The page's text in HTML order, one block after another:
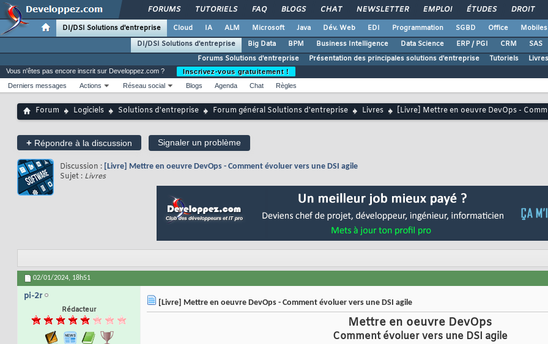
FORUMS TUTORIELS FAQ BLOGS CHAT NEWSLETTER EMPLOI ÉTUDES DROIT
DI/DSI Solutions d'entreprise Cloud IA ALM Microsoft Java Dév. Web EDI Programmation SGBD Office
Mobiles
DI/DSI Solutions d'entreprise
Big Data BPM Business Intelligence Data Science ERP / PGI CRM
SAS
Forums Solutions d'entreprise
Présentation des principales solutions d'entreprise Tutoriels Livres
Vous n'êtes pas encore inscrit sur Developpez.com ?
Inscrivez-vous gratuitement !
Derniers messages
Actions Réseau social Blogs Agenda Chat Règles
Forum Logiciels Solutions d'entreprise Forum général Solutions d'entreprise Livres [Livre] Mettre en oeuvre DevOps -
+ Répondre à la discussion Signaler un problème
Discussion : [Livre] Mettre en oeuvre DevOps - Comment évoluer vers une DSI agile
Sujet : Livres
02/01/2024, 18h51
pi-2r
Rédacteur
[Livre] Mettre en oeuvre DevOps - Comment évoluer vers une DSI agile
Mettre en oeuvre DevOps
Comment évoluer vers une DSI agile